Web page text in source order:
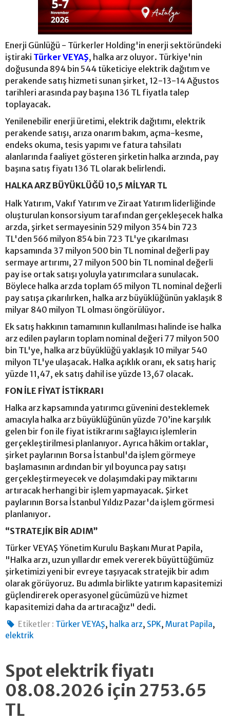
Enerji Günlüğü - Türkerler Holding'in enerji sektöründeki
iştiraki Türker VEYAŞ, halka arz oluyor. Türkiye'nin
doğusunda 894 bin 544 tüketiciye elektrik dağıtım ve
perakende satış hizmeti sunan şirket, 12-13-14 Ağustos
tarihleri arasında pay başına 136 TL fiyatla talep
toplayacak.
Yenilenebilir enerji üretimi, elektrik dağıtımı, elektrik
perakende satışı, arıza onarım bakım, açma-kesme,
endeks okuma, tesis yapımı ve fatura tahsilatı
alanlarında faaliyet gösteren şirketin halka arzında, pay
başına satış fiyatı 136 TL olarak belirlendi.
HALKA ARZ BÜYÜKLÜĞÜ 10,5 MİLYAR TL
Halk Yatırım, Vakıf Yatırım ve Ziraat Yatırım liderliğinde
oluşturulan konsorsiyum tarafından gerçekleşecek halka
arzda, şirket sermayesinin 529 milyon 354 bin 723
TL'den 566 milyon 854 bin 723 TL'ye çıkarılması
kapsamında 37 milyon 500 bin TL nominal değerli pay
sermaye artırımı, 27 milyon 500 bin TL nominal değerli
pay ise ortak satışı yoluyla yatırımcılara sunulacak.
Böylece halka arzda toplam 65 milyon TL nominal değerli
pay satışa çıkarılırken, halka arz büyüklüğünün yaklaşık 8
milyar 840 milyon TL olması öngörülüyor.
Ek satış hakkının tamamının kullanılması halinde ise halka
arz edilen payların toplam nominal değeri 77 milyon 500
bin TL'ye, halka arz büyüklüğü yaklaşık 10 milyar 540
milyon TL'ye ulaşacak. Halka açıklık oranı, ek satış hariç
yüzde 11,47, ek satış dahil ise yüzde 13,67 olacak.
FON İLE FİYAT İSTİKRARI
Halka arz kapsamında yatırımcı güvenini desteklemek
amacıyla halka arz büyüklüğünün yüzde 70’ine karşılık
gelen bir fon ile fiyat istikrarını sağlayıcı işlemlerin
gerçekleştirilmesi planlanıyor. Ayrıca hâkim ortaklar,
şirket paylarının Borsa İstanbul'da işlem görmeye
başlamasının ardından bir yıl boyunca pay satışı
gerçekleştirmeyecek ve dolaşımdaki pay miktarını
artıracak herhangi bir işlem yapmayacak. Şirket
paylarının Borsa İstanbul Yıldız Pazar'da işlem görmesi
planlanıyor.
“STRATEJİK BİR ADIM”
Türker VEYAŞ Yönetim Kurulu Başkanı Murat Papila,
"Halka arzı, uzun yıllardır emek vererek büyüttüğümüz
şirketimizi yeni bir evreye taşıyacak stratejik bir adım
olarak görüyoruz. Bu adımla birlikte yatırım kapasitemizi
güçlendirerek operasyonel gücümüzü ve hizmet
kapasitemizi daha da artıracağız" dedi.
Etiketler : Türker VEYAŞ, halka arz, SPK,Murat Papila,
elektrik
Spot elektrik fiyatı
08.08.2026 için 2753.65
TL